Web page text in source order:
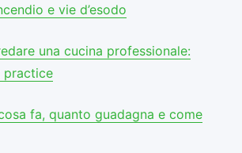
e vie d’esodo
una cucina professionale:
practice
fa, quanto guadagna e come